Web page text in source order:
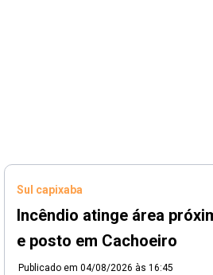
Sul capixaba
Incêndio atinge área
e posto em Cachoeiro
Publicado em 04/08/2026 às 16:45